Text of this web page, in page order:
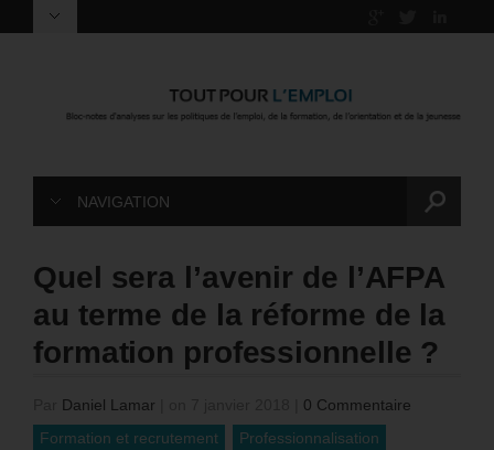
NAVIGATION
Quel sera l’avenir de l’AFPA
au terme de la réforme de la
formation professionnelle ?
Daniel Lamar
0 Commentaire
Formation et recrutement
Professionnalisation